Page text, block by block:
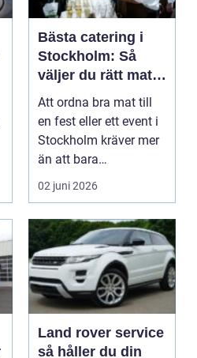
Bästa catering i
Stockholm: Så
väljer du rätt mat
till rätt tillfälle
Att ordna bra mat till
en fest eller ett event i
Stockholm kräver mer
än att bara
best&aum...
02 juni 2026
Land rover service
så håller du din